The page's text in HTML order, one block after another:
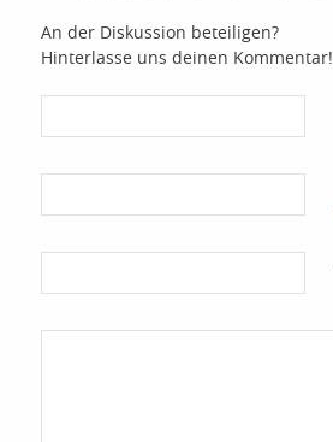
An der Diskussion beteiligen?
Hinterlasse uns deinen Kommentar!